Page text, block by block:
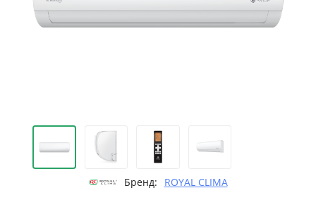
Бренд: ROYAL CLIMA